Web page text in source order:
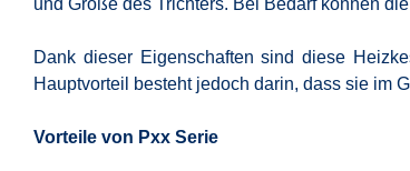
und Größe des Trichters. Bei Bedarf können
Dank dieser Eigenschaften sind diese
Hauptvorteil besteht jedoch darin, dass sie im
Vorteile von Pxx Serie